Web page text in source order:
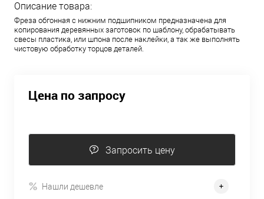
Описание товара:
Фреза обгонная с нижним подшипником предназначена для
копирования деревянных заготовок по шаблону, обрабатывать
свесы пластика, или шпона после наклейки, а так же выполнять
чистовую обработку торцов деталей.
Цена по запросу
Запросить цену
Нашли дешевле